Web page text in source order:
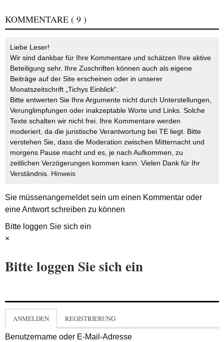
KOMMENTARE ( 9 )
Liebe Leser!
Wir sind dankbar für Ihre Kommentare und schätzen Ihre aktive
Beteiligung sehr. Ihre Zuschriften können auch als eigene
Beiträge auf der Site erscheinen oder in unserer
Monatszeitschrift „Tichys Einblick“.
Bitte entwerten Sie Ihre Argumente nicht durch Unterstellungen,
Verunglimpfungen oder inakzeptable Worte und Links. Solche
Texte schalten wir nicht frei. Ihre Kommentare werden
moderiert, da die juristische Verantwortung bei TE liegt. Bitte
verstehen Sie, dass die Moderation zwischen Mitternacht und
morgens Pause macht und es, je nach Aufkommen, zu
zeitlichen Verzögerungen kommen kann. Vielen Dank für Ihr
Verständnis. Hinweis
Sie müssenangemeldetsein um einen Kommentar oder
eine Antwort schreiben zu können
Bitte loggen Sie sich ein
×
Bitte loggen Sie sich ein
ANMELDEN REGISTRIERUNG
Benutzername oder E-Mail-Adresse